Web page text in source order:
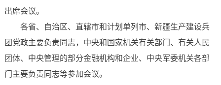
出席会议。
各省、自治区、直辖市和计划单列市、新疆生产建设兵
团党政主要负责同志，中央和国家机关有关部门、有关人民
团体、中央管理的部分金融机构和企业、中央军委机关各部
门主要负责同志等参加会议。